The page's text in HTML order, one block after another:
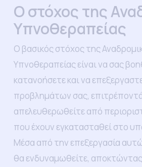
Ο στόχος της
Υπνοθεραπείας
Ο βασικός στόχος της
Υπνοθεραπείας είναι να σας
κατανοήσετε και να
προβλημάτων σας,
απελευθερωθείτε από
που έχουν εγκατασταθεί στο
Μέσα από την επεξεργασία
θα ενδυναμωθείτε,